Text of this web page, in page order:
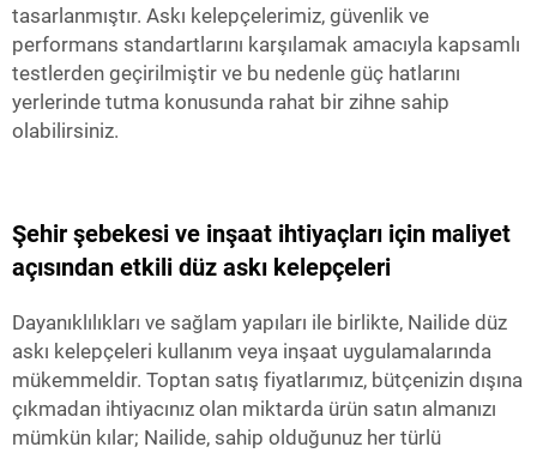
tasarlanmıştır. Askı kelepçelerimiz, güvenlik ve
performans standartlarını karşılamak amacıyla kapsamlı
testlerden geçirilmiştir ve bu nedenle güç hatlarını
yerlerinde tutma konusunda rahat bir zihne sahip
olabilirsiniz.
Şehir şebekesi ve inşaat ihtiyaçları için maliyet
açısından etkili düz askı kelepçeleri
Dayanıklılıkları ve sağlam yapıları ile birlikte, Nailide düz
askı kelepçeleri kullanım veya inşaat uygulamalarında
mükemmeldir. Toptan satış fiyatlarımız, bütçenizin dışına
çıkmadan ihtiyacınız olan miktarda ürün satın almanızı
mümkün kılar; Nailide, sahip olduğunuz her türlü